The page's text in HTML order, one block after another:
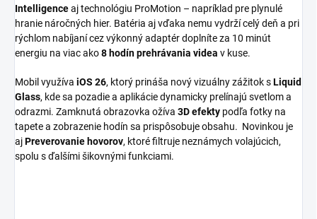
Intelligenceaj technológiu ProMotion – napríklad pre plynulé
hranie náročných hier. Batéria aj vďaka nemu vydrží celý deň a pri
rýchlom nabíjaní cez výkonný adaptér doplníte za 10 minút
energiu na viac ako8 hodín prehrávania videa v kuse.
Mobil využíva iOS 26, ktorý prináša nový vizuálny zážitok sLiquid
Glass, kde sa pozadie a aplikácie dynamicky prelínajú svetlom a
odrazmi. Zamknutá obrazovka ožíva 3D efekty podľa fotky na
tapete a zobrazenie hodín sa prispôsobuje obsahu. Novinkou je
ajPreverovanie hovorov, ktoré filtruje neznámych volajúcich,
spolu s ďalšími šikovnými funkciami.